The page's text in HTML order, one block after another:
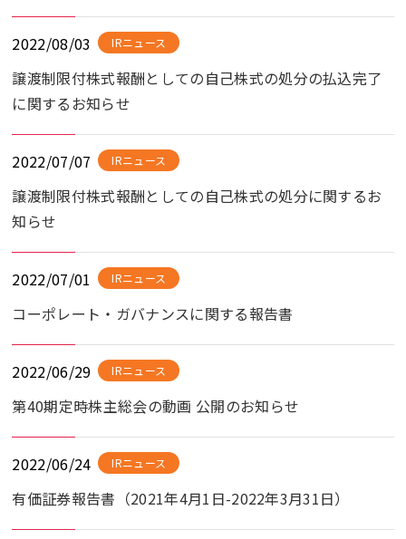
2022/08/03 IRニュース
譲渡制限付株式報酬としての自己株式の処分の払込完了
に関するお知らせ
2022/07/07 IRニュース
譲渡制限付株式報酬としての自己株式の処分に関するお
知らせ
2022/07/01 IRニュース
コーポレート・ガバナンスに関する報告書
2022/06/29 IRニュース
第40期定時株主総会の動画 公開のお知らせ
2022/06/24 IRニュース
有価証券報告書（2021年4月1日-2022年3月31日）